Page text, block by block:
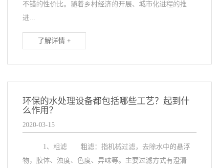
不错的性价比。随着乡村经济的开展、城市化进程的推
进...
了解详情 +
环保的水处理设备都包括哪些工艺？起到什
么作用？
2020-03-15
1、粗滤 粗滤：指机械过滤，去除水中的悬浮
物，胶体、浊度、色度、异味等。主要过滤方式有澄清